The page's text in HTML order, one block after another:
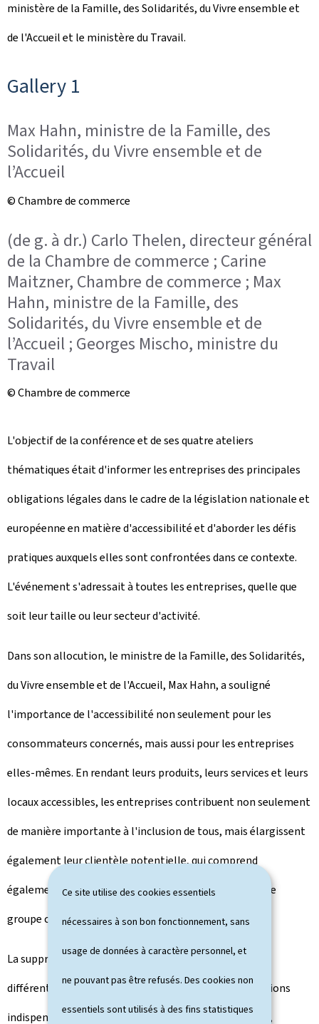
Ce site utilise des cookies essentiels
nécessaires à son bon fonctionnement, sans
usage de données à caractère personnel, et
ne pouvant pas être refusés. Des cookies non
essentiels sont utilisés à des fins statistiques
e
ministère de la Famille, des Solidarités, du Vivre ensemble et
de l'Accueil et le ministère du Travail.
Gallery 1
Max Hahn, ministre de la Famille, des
Solidarités, du Vivre ensemble et de
l’Accueil
© Chambre de commerce
(de g. à dr.) Carlo Thelen, directeur général
de la Chambre de commerce ; Carine
Maitzner, Chambre de commerce ; Max
Hahn, ministre de la Famille, des
Solidarités, du Vivre ensemble et de
l’Accueil ; Georges Mischo, ministre du
Travail
© Chambre de commerce
L'objectif de la conférence et de ses quatre ateliers
thématiques était d'informer les entreprises des principales
obligations légales dans le cadre de la législation nationale et
européenne en matière d'accessibilité et d'aborder les défis
pratiques auxquels elles sont confrontées dans ce contexte.
L'événement s'adressait à toutes les entreprises, quelle que
soit leur taille ou leur secteur d'activité.
Dans son allocution, le ministre de la Famille, des Solidarités,
du Vivre ensemble et de l'Accueil, Max Hahn, a souligné
l'importance de l'accessibilité non seulement pour les
consommateurs concernés, mais aussi pour les entreprises
elles-mêmes. En rendant leurs produits, leurs services et leurs
locaux accessibles, les entreprises contribuent non seulement
de manière importante à l'inclusion de tous, mais élargissent
également leur clientèle potentielle, qui comprend
également les personnes en situation de handicap et le
groupe croissant des personnes âgées.
La suppression des barrières et la prise en compte des
différents besoins de tous les citoyens sont des conditions
indispensables d'une société inclusive. Au Luxembourg,